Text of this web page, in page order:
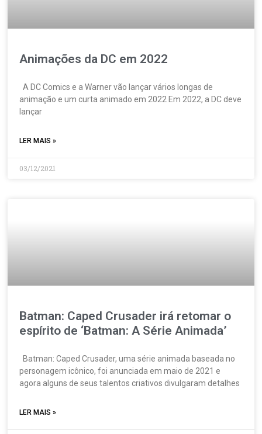
Animações da DC em 2022
A DC Comics e a Warner vão lançar vários longas de
animação e um curta animado em 2022 Em 2022, a DC deve
lançar
LER MAIS »
03/12/2021
Batman: Caped Crusader irá retomar o
espírito de ‘Batman: A Série Animada’
Batman: Caped Crusader, uma série animada baseada no
personagem icônico, foi anunciada em maio de 2021 e
agora alguns de seus talentos criativos divulgaram detalhes
LER MAIS »